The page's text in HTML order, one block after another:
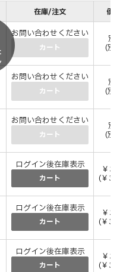
在庫/注文 価
お問い合わせください
カート
別
(別
お問い合わせください
カート
別
(別
お問い合わせください
カート
別
(別
ログイン後在庫表示
カート
￥
(￥
ログイン後在庫表示
カート
￥
(￥
ログイン後在庫表示
カート
￥
(￥